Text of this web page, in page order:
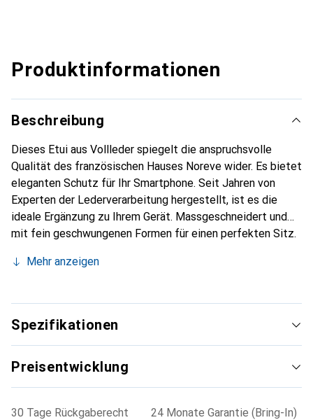
Produktinformationen
Beschreibung
Dieses Etui aus Vollleder spiegelt die anspruchsvolle
Qualität des französischen Hauses Noreve wider. Es bietet
eleganten Schutz für Ihr Smartphone. Seit Jahren von
Experten der Lederverarbeitung hergestellt, ist es die
ideale Ergänzung zu Ihrem Gerät. Massgeschneidert und
mit fein geschwungenen Formen für einen perfekten Sitz.
Smartphone. Die Marke Noreve ist international für ihre
für den anspruchsvollen Kunden.
Mehr anzeigen
Spezifikationen
Preisentwicklung
30 Tage Rückgaberecht
24 Monate Garantie (Bring-In)